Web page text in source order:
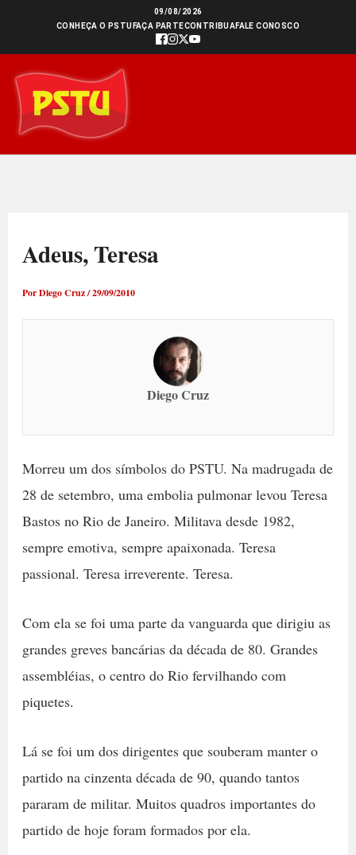
conteúdo
09/08/2026
CONHEÇA O PSTU FAÇA PARTECONTRIBUAFALE CONOSCO
Adeus, Teresa
PorDiego Cruz/29/09/2010
Diego Cruz
Morreu um dos símbolos do PSTU. Na madrugada de
28 de setembro, uma embolia pulmonar levou Teresa
Bastos no Rio de Janeiro. Militava desde 1982,
sempre emotiva, sempre apaixonada. Teresa
passional. Teresa irreverente. Teresa.
Com ela se foi uma parte da vanguarda que dirigiu as
grandes greves bancárias da década de 80. Grandes
assembléias, o centro do Rio fervilhando com
piquetes.
Lá se foi um dos dirigentes que souberam manter o
partido na cinzenta década de 90, quando tantos
pararam de militar. Muitos quadros importantes do
partido de hoje foram formados por ela.